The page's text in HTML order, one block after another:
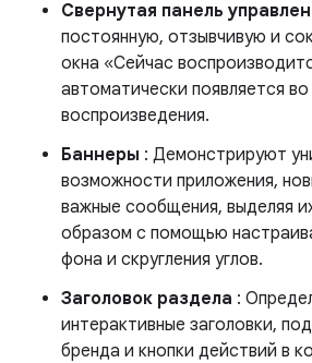
Свернутая панель
постоянную, отзывчивую и
окна «Сейчас
автоматически появляется
воспроизведения.
Баннеры : Демонстрируют
возможности приложения,
важные сообщения, выделяя
образом с помощью
фона и скругления углов.
Заголовок раздела :
интерактивные заголовки,
бренда и кнопки действий в